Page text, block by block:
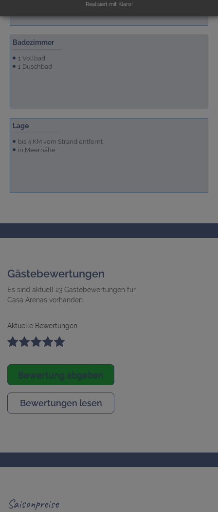
Badezimmer
1 Vollbad
1 Duschbad
Lage
bis 4 KM vom Strand entfernt
in Meernähe
Gästebewertungen
Es sind aktuell 23 Gästebewertungen für
Casa Arenas vorhanden.
Aktuelle Bewertungen
Bewertung abgeben
Bewertungen lesen
Saisonpreise
Realisiert mit Klaro!